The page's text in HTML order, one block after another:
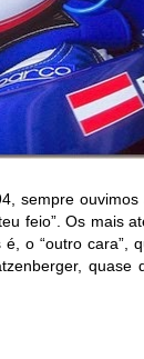
sempre
feio”. Os mais
o “outro cara”,